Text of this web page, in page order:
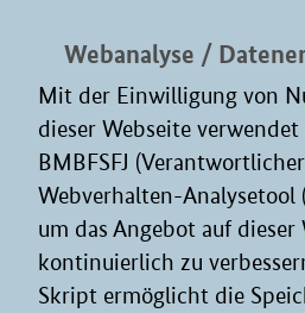
Webanalyse /
Mit der Einwilligung von
dieser Webseite verwendet
BMBFSFJ
Webverhalten-Analysetool
um das Angebot auf dieser
kontinuierlich zu
Skript ermöglicht die